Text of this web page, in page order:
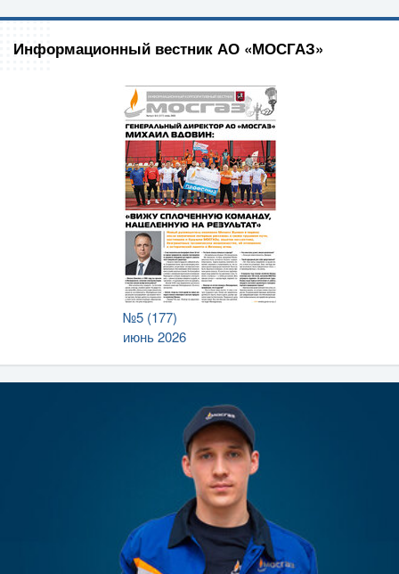
Информационный вестник АО «МОСГАЗ»
№5 (177)
июнь 2026